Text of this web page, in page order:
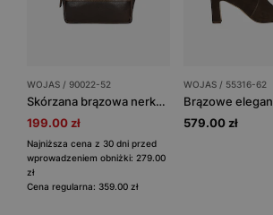
WOJAS / 90022-52
Skórzana brązowa nerka męska
199.00 zł
Najniższa cena z 30 dni przed
wprowadzeniem obniżki: 279.00
zł
Cena regularna: 359.00 zł
WOJAS / 55316-62
579.00 zł